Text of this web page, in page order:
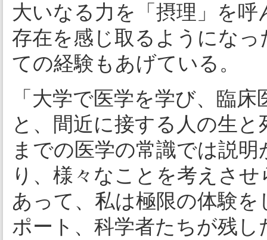
大いなる力を「摂理」を呼
存在を感じ取るようにな
ての経験もあげている。
「大学で医学を学び、臨
と、間近に接する人の生
までの医学の常識では説
り、様々なことを考えさ
あって、私は極限の体験
ポート、科学者たちが残